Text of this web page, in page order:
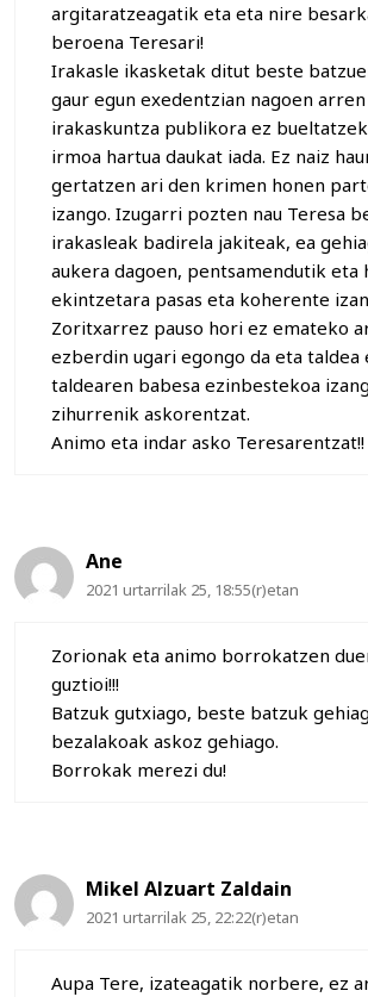
argitaratzeagatik eta eta nire
beroena Teresari!
Irakasle ikasketak ditut beste
gaur egun exedentzian nagoen
irakaskuntza publikora ez
irmoa hartua daukat iada. Ez naiz
gertatzen ari den krimen honen
izango. Izugarri pozten nau Teresa
irakasleak badirela jakiteak, ea
aukera dagoen, pentsamendutik
ekintzetara pasas eta koherente
Zoritxarrez pauso hori ez emateko
ezberdin ugari egongo da eta taldea
taldearen babesa ezinbestekoa
zihurrenik askorentzat.
Animo eta indar asko Teresarentzat!!
Ane
2021 urtarrilak 25, 18:55(r)etan
Zorionak eta animo borrokatzen
guztioi!!!
Batzuk gutxiago, beste batzuk
bezalakoak askoz gehiago.
Borrokak merezi du!
Mikel Alzuart Zaldain
2021 urtarrilak 25, 22:22(r)etan
Aupa Tere, izateagatik norbere, ez